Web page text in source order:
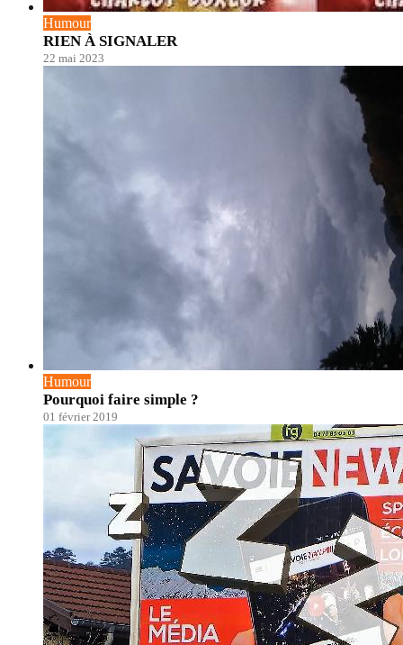
Humour
RIEN À SIGNALER
22 mai 2023
Humour
Pourquoi faire simple ?
01 février 2019